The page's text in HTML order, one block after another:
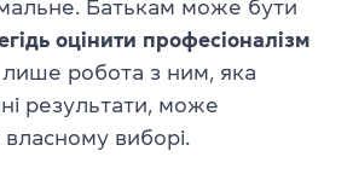
Батькам може бути
оцінити професіоналізм
робота з ним, яка
результати, може
власному виборі.